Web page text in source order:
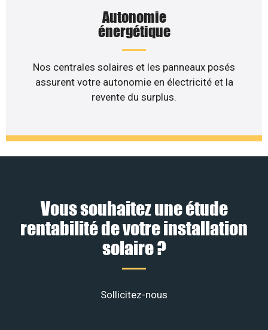
Autonomie
énergétique
Nos centrales solaires et les panneaux posés
assurent votre autonomie en électricité et la
revente du surplus.
Vous souhaitez une étude
rentabilité de votre installation
solaire ?
Sollicitez-nous